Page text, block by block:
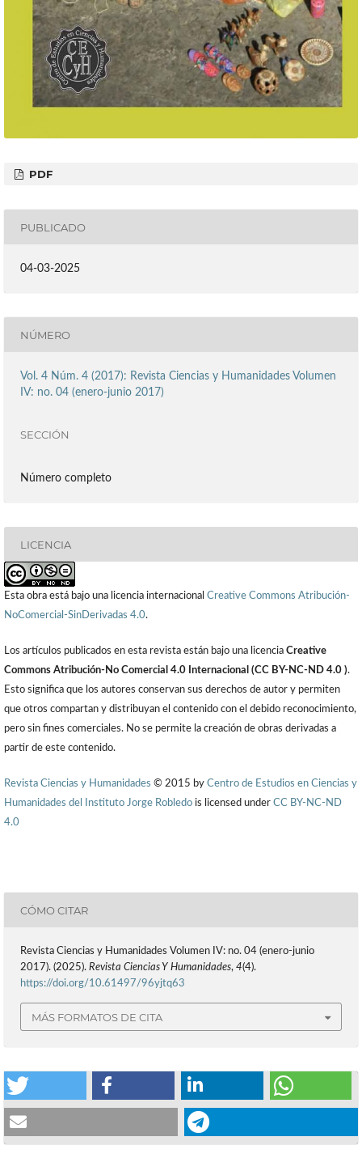
PDF
PUBLICADO
04-03-2025
NÚMERO
Vol. 4 Núm. 4 (2017): Revista Ciencias y Humanidades Volumen
IV: no. 04 (enero-junio 2017)
SECCIÓN
Número completo
LICENCIA
Esta obra está bajo una licencia internacional Creative Commons Atribución-
NoComercial-SinDerivadas 4.0.
Los artículos publicados en esta revista están bajo una licencia Creative
Commons Atribución-No Comercial 4.0 Internacional (CC BY-NC-ND 4.0 ).
Esto significa que los autores conservan sus derechos de autor y permiten
que otros compartan y distribuyan el contenido con el debido reconocimiento,
pero sin fines comerciales. No se permite la creación de obras derivadas a
partir de este contenido.
Revista Ciencias y Humanidades © 2015 by Centro de Estudios en Ciencias y
Humanidades del Instituto Jorge Robledo is licensed under CC BY-NC-ND
4.0
CÓMO CITAR
Revista Ciencias y Humanidades Volumen IV: no. 04 (enero-junio
2017). (2025). Revista Ciencias Y Humanidades, 4(4).
https://doi.org/10.61497/96yjtq63
MÁS FORMATOS DE CITA